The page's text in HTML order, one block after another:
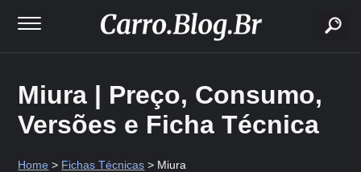
Miura | Preço, Consumo,
Versões e Ficha Técnica
Home > Fichas Técnicas > Miura